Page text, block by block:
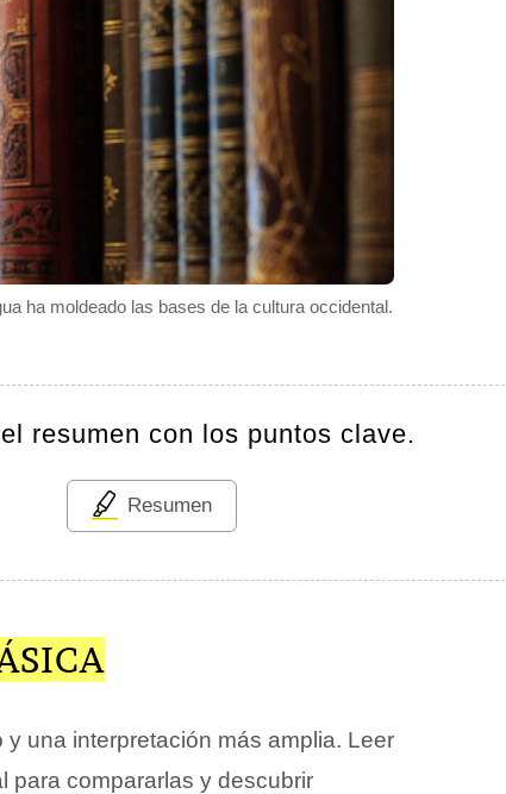
ha moldeado las bases de la cultura occidental.
resumen con los puntos clave.
Resumen
una interpretación más amplia. Leer
para compararlas y descubrir